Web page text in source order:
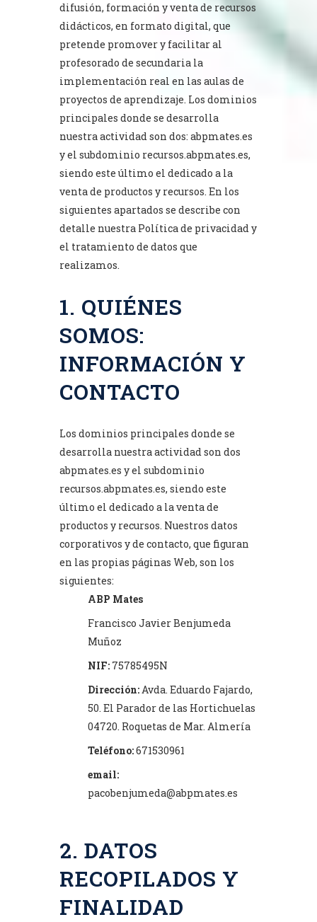
difusión, formación y venta de recursos
didácticos, en formato digital, que
pretende promover y facilitar al
profesorado de secundaria la
implementación real en las aulas de
proyectos de aprendizaje. Los dominios
principales donde se desarrolla
nuestra actividad son dos: abpmates.es
y el subdominio recursos.abpmates.es,
siendo este último el dedicado a la
venta de productos y recursos. En los
siguientes apartados se describe con
detalle nuestra Política de privacidad y
el tratamiento de datos que
realizamos.
1. QUIÉNES
SOMOS:
INFORMACIÓN Y
CONTACTO
Los dominios principales donde se
desarrolla nuestra actividad son dos
abpmates.es y el subdominio
recursos.abpmates.es, siendo este
último el dedicado a la venta de
productos y recursos. Nuestros datos
corporativos y de contacto, que figuran
en las propias páginas Web, son los
siguientes:
ABP Mates
Francisco Javier Benjumeda
Muñoz
NIF: 75785495N
Dirección:Avda. Eduardo Fajardo,
50. El Parador de las Hortichuelas
04720. Roquetas de Mar. Almería
Teléfono:671530961
email:
pacobenjumeda@abpmates.es
2. DATOS
RECOPILADOS Y
FINALIDAD